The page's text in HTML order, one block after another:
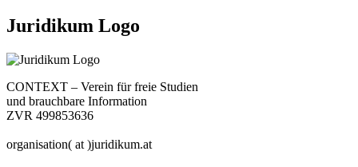
Juridikum Logo
CONTEXT – Verein für freie Studien
und brauchbare Information
ZVR 499853636
organisation( at )juridikum.at